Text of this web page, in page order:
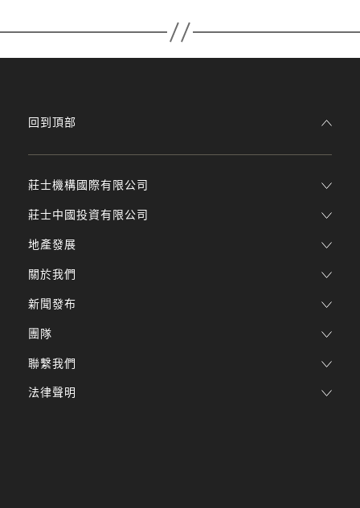
莊士機構國際有限公司
莊士中國投資有限公司
地產發展
關於我們
新聞發布
團隊
回到頂部
聯繫我們
法律聲明